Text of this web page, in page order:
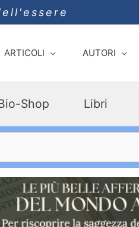
ARTICOLI AUTORI
Shop Libri